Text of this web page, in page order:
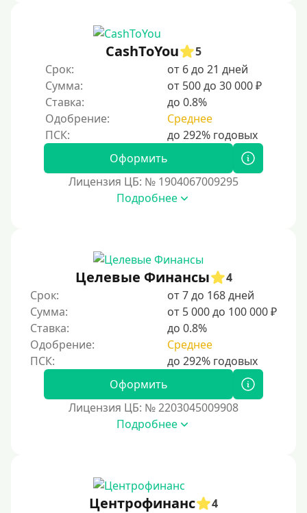
CashToYou
5
Срок:
от 6 до 21 дней
Сумма:
от 500 до 30 000 ₽
Ставка:
до 0.8%
Одобрение:
Среднее
Оформить
Лицензия ЦБ: № 1904067009295
Подробнее
Целевые Финансы
4
Срок:
от 7 до 168 дней
Сумма:
от 5 000 до 100 000 ₽
Ставка:
до 0.8%
Одобрение:
Среднее
Оформить
Лицензия ЦБ: № 2203045009908
Подробнее
Центрофинанс
4